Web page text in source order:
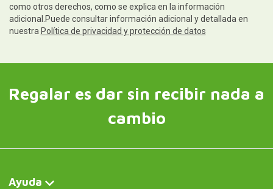
como otros derechos, como se explica en la información
adicional.Puede consultar información adicional y detallada en
nuestra Política de privacidad y protección de datos
Regalar es dar sin recibir nada a
cambio
Ayuda